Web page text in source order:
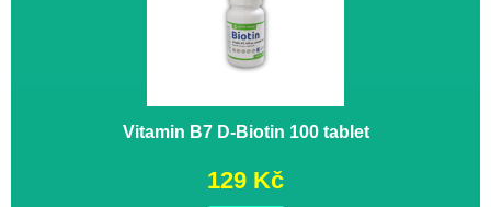
Vitamin B7 D-Biotin 100 tablet
129 Kč